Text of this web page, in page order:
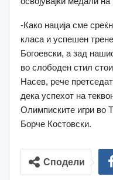
-Како нација сме
класа и успешен
Богоевски, а зад
во слободен стил
Насев, рече
дека успехот на
Олимписките игри во
Борче Костовски.
Сподели